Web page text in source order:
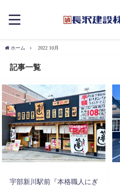
ホーム 2022 10月
記事一覧
宇部新川駅前『本格職人にぎ